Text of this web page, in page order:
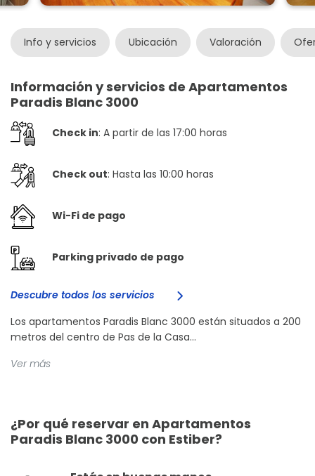
Info y servicios Ubicación Valoración
Información y servicios de Apartamentos
Paradis Blanc 3000
Check in: A partir de las 17:00 horas
Check out: Hasta las 10:00 horas
Wi-Fi de pago
Parking privado de pago
Descubre todos los servicios
Los apartamentos Paradis Blanc 3000 están situados a 200
metros del centro de Pas de la Casa...
Ver más
¿Por qué reservar en Apartamentos
Paradis Blanc 3000 con Estiber?